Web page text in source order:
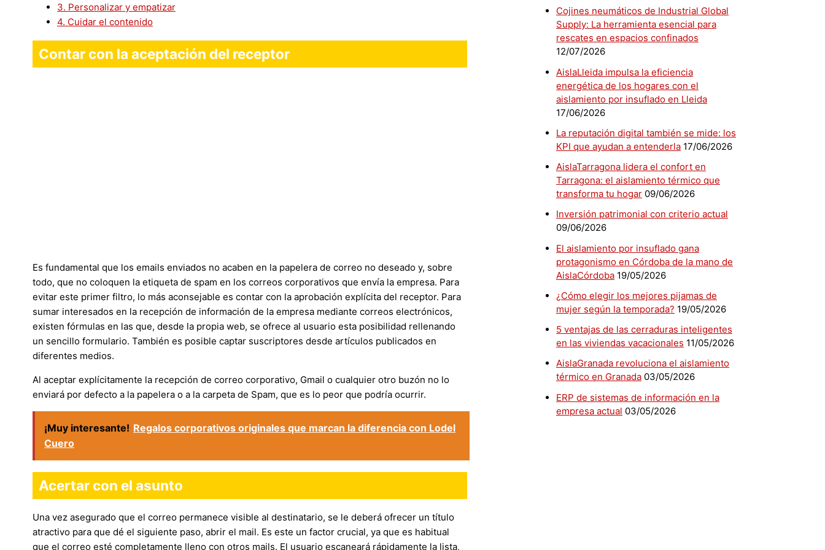
3. Personalizar y empatizar
4. Cuidar el contenido
Contar con la aceptación del receptor
Es fundamental que los emails enviados no acaben en la papelera de correo no deseado y, sobre
todo, que no coloquen la etiqueta de spam en los correos corporativos que envía la empresa. Para
evitar este primer filtro, lo más aconsejable es contar con la aprobación explícita del receptor. Para
sumar interesados en la recepción de información de la empresa mediante correos electrónicos,
existen fórmulas en las que, desde la propia web, se ofrece al usuario esta posibilidad rellenando
un sencillo formulario. También es posible captar suscriptores desde artículos publicados en
diferentes medios.
Al aceptar explícitamente la recepción de correo corporativo, Gmail o cualquier otro buzón no lo
enviará por defecto a la papelera o a la carpeta de Spam, que es lo peor que podría ocurrir.
¡Muy interesante! Regalos corporativos originales que marcan la diferencia con Lodel
Cuero
Acertar con el asunto
Una vez asegurado que el correo permanece visible al destinatario, se le deberá ofrecer un título
atractivo para que dé el siguiente paso, abrir el mail. Es este un factor crucial, ya que es habitual
que el correo esté completamente lleno con otros mails. El usuario escaneará rápidamente la lista,
Cojines neumáticos de Industrial Global
Supply: La herramienta esencial para
rescates en espacios confinados
12/07/2026
AislaLleida impulsa la eficiencia
energética de los hogares con el
aislamiento por insuflado en Lleida
17/06/2026
La reputación digital también se mide: los
KPI que ayudan a entenderla 17/06/2026
AislaTarragona lidera el confort en
Tarragona: el aislamiento térmico que
transforma tu hogar 09/06/2026
Inversión patrimonial con criterio actual
09/06/2026
El aislamiento por insuflado gana
protagonismo en Córdoba de la mano de
AislaCórdoba 19/05/2026
¿Cómo elegir los mejores pijamas de
mujer según la temporada? 19/05/2026
5 ventajas de las cerraduras inteligentes
en las viviendas vacacionales 11/05/2026
AislaGranada revoluciona el aislamiento
térmico en Granada 03/05/2026
ERP de sistemas de información en la
empresa actual 03/05/2026